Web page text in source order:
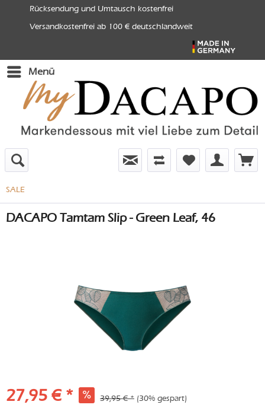
Rücksendung und Umtausch kostenfrei
Versandkostenfrei ab 100 € deutschlandweit
Menü
SALE
DACAPO Tamtam Slip - Green Leaf, 46
27,95 € * 39,95 € * (30% gespart)